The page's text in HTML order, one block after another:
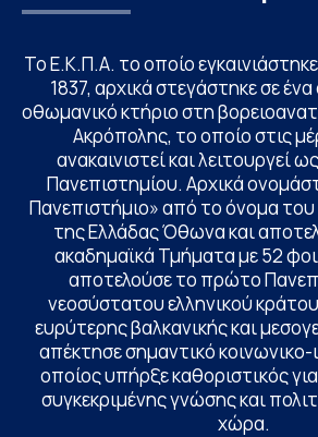
Το Ε.Κ.Π.Α. το οποίο
1837, αρχικά στεγάστηκε σε ένα
οθωμανικό κτήριο στη
Ακρόπολης, το οποίο στις
ανακαινιστεί και λειτουργεί
Πανεπιστημίου. Αρχικά
Πανεπιστήμιο» από το όνομα
της Ελλάδας Όθωνα και
ακαδημαϊκά Τμήματα με 52
αποτελούσε το πρώτο
νεοσύστατου ελληνικού
ευρύτερης βαλκανικής και
απέκτησε σημαντικό κοινωνικο-
οποίος υπήρξε καθοριστικός
συγκεκριμένης γνώσης και
χώρα.